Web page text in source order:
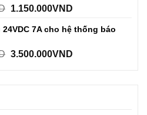
1.150.000VND
7A cho hệ thống báo
3.500.000VND